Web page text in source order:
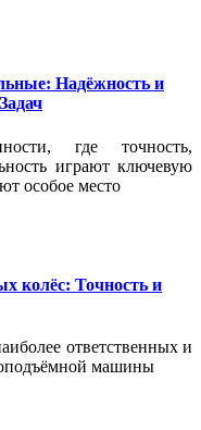
Надёжность и
где точность,
играют ключевую
особое место
колёс: Точность и
ответственных и
машины